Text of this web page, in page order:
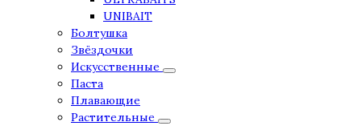
UNIBAIT
Болтушка
Звёздочки
Искусственные
Паста
Плавающие
Растительные